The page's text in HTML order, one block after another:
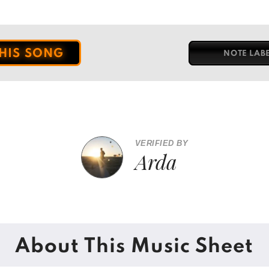
SONG NOTE
VERIFIED BY
Arda
About This Music Sheet